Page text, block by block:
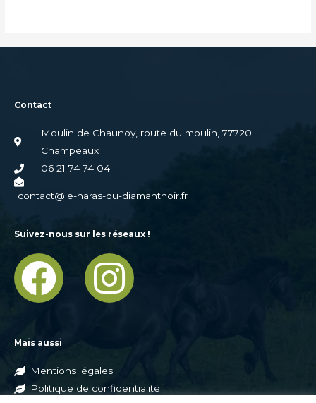
Contact
Moulin de Chaunoy, route du moulin, 77720
Champeaux
06 21 74 74 04
contact@le-haras-du-diamantnoir.fr
Suivez-nous sur les réseaux !
F
a
c
e
I
n
t
Mais aussi
Mentions légales
Politique de confidentialité